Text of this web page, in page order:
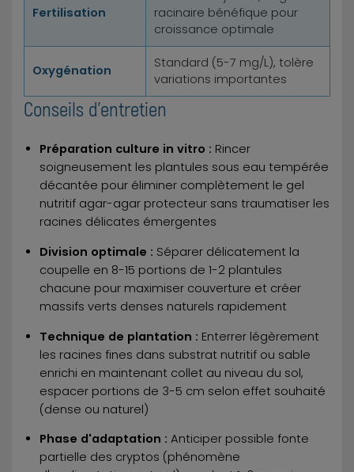
Fertilisation
racinaire bénéfique pour
croissance optimale
Oxygénation
Standard (5-7 mg/L), tolère
variations importantes
Conseils d'entretien
Préparation culture in vitro : Rincer
soigneusement les plantules sous eau tempérée
décantée pour éliminer complètement le gel
nutritif agar-agar protecteur sans traumatiser les
racines délicates émergentes
Division optimale : Séparer délicatement la
coupelle en 8-15 portions de 1-2 plantules
chacune pour maximiser couverture et créer
massifs verts denses naturels rapidement
Technique de plantation : Enterrer légèrement
les racines fines dans substrat nutritif ou sable
enrichi en maintenant collet au niveau du sol,
espacer portions de 3-5 cm selon effet souhaité
(dense ou naturel)
Phase d'adaptation : Anticiper possible fonte
partielle des cryptos (phénomène